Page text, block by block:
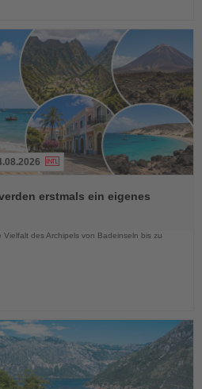
erstmals ein eigenes
des Archipels von Badeinseln bis zu